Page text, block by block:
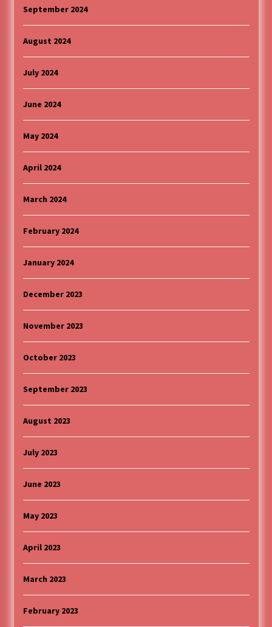
September 2024
August 2024
July 2024
June 2024
May 2024
April 2024
March 2024
February 2024
January 2024
December 2023
November 2023
October 2023
September 2023
August 2023
July 2023
June 2023
May 2023
April 2023
March 2023
February 2023